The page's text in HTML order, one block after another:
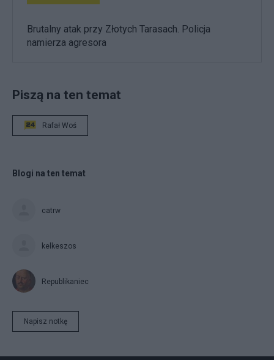
Brutalny atak przy Złotych Tarasach. Policja
namierza agresora
Piszą na ten temat
Rafał Woś
Blogi na ten temat
catrw
kelkeszos
Republikaniec
Napisz notkę